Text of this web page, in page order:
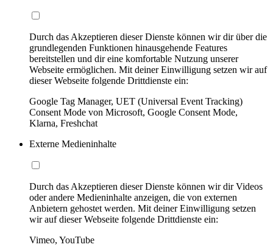
Durch das Akzeptieren dieser Dienste können wir dir über die
grundlegenden Funktionen hinausgehende Features
bereitstellen und dir eine komfortable Nutzung unserer
Webseite ermöglichen. Mit deiner Einwilligung setzen wir auf
dieser Webseite folgende Drittdienste ein:
Google Tag Manager, UET (Universal Event Tracking)
Consent Mode von Microsoft, Google Consent Mode,
Klarna, Freshchat
Externe Medieninhalte
Durch das Akzeptieren dieser Dienste können wir dir Videos
oder andere Medieninhalte anzeigen, die von externen
Anbietern gehostet werden. Mit deiner Einwilligung setzen
wir auf dieser Webseite folgende Drittdienste ein:
Vimeo, YouTube